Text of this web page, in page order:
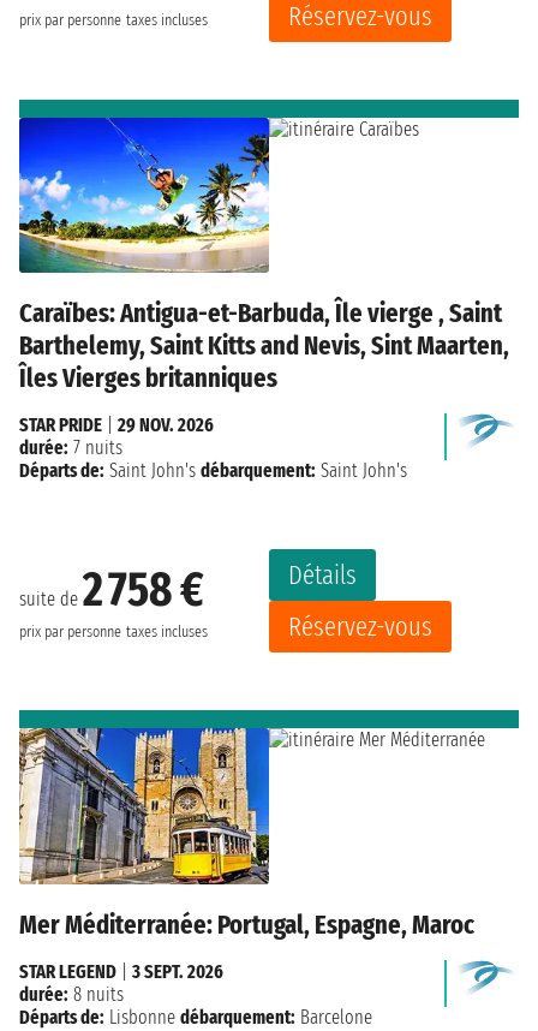
prix par personne taxes incluses Réservez-vous
Caraïbes: Antigua-et-Barbuda, Île vierge , Saint
Barthelemy, Saint Kitts and Nevis, Sint Maarten,
Îles Vierges britanniques
suite de 2 758 €
prix par personne taxes incluses
Détails
Réservez-vous
STAR PRIDE
29 NOV. 2026
durée: 7 nuits
Départs de: Saint John's débarquement: Saint John's
Mer Méditerranée: Portugal, Espagne, Maroc
STAR LEGEND
3 SEPT. 2026
durée: 8 nuits
Départs de: Lisbonne débarquement: Barcelone